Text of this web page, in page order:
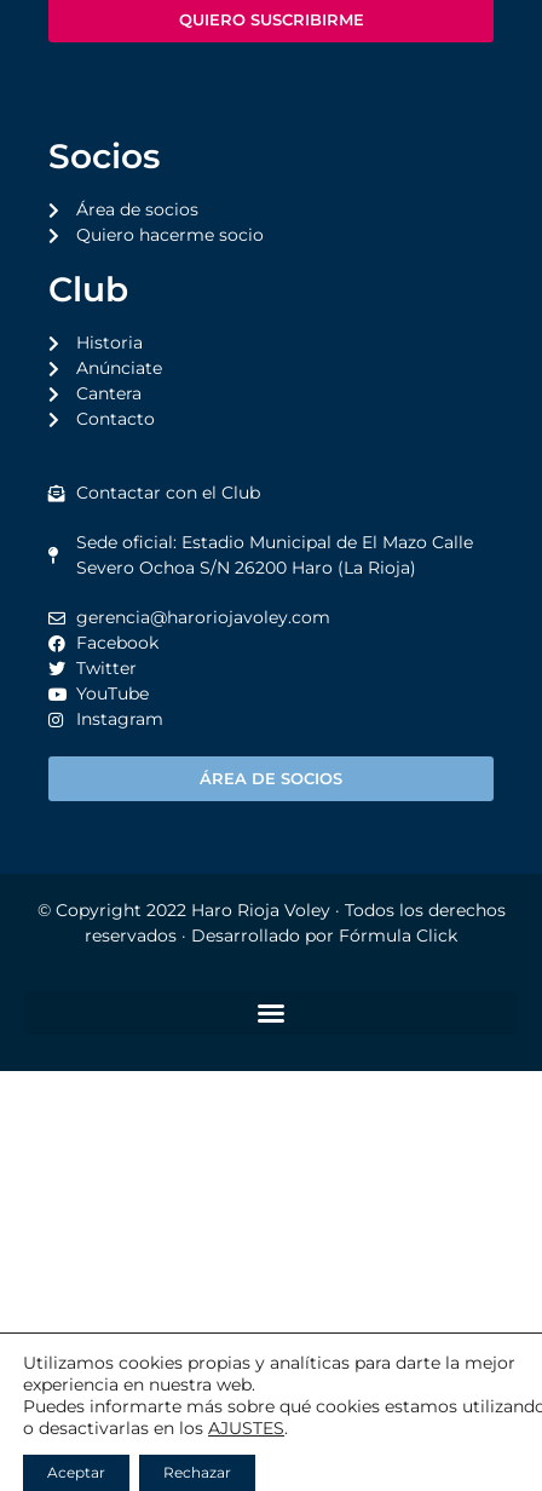
QUIERO SUSCRIBIRME
Socios
Área de socios
Quiero hacerme socio
Club
Historia
Anúnciate
Cantera
Contacto
Contactar con el Club
Sede oficial: Estadio Municipal de El Mazo Calle
Severo Ochoa S/N 26200 Haro (La Rioja)
gerencia@haroriojavoley.com
Facebook
Twitter
YouTube
Instagram
ÁREA DE SOCIOS
© Copyright 2022 Haro Rioja Voley· Todos los derechos
reservados · Desarrollado por Fórmula Click
Utilizamos cookies propias y analíticas para darte la mejor
experiencia en nuestra web.
Puedes informarte más sobre qué cookies estamos
o desactivarlas en los AJUSTES.
Aceptar Rechazar